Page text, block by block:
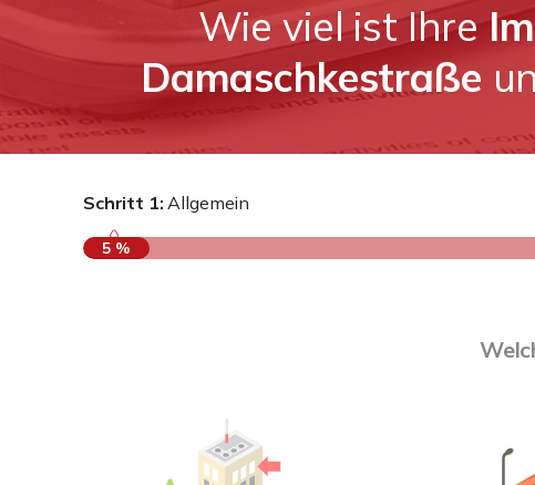
Wie viel ist Ihre
Damaschkestraße
Schritt 1: Allgemein
5 %